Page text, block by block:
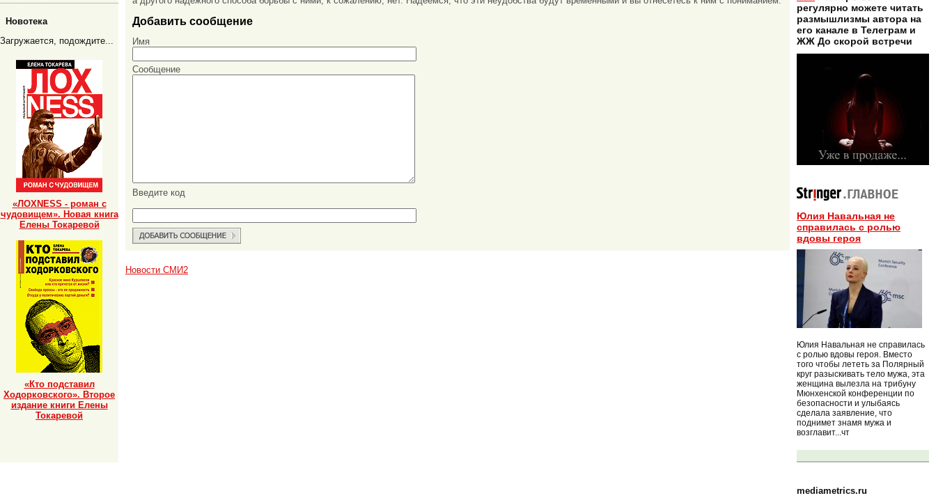
Добавить сообщение
Имя
Сообщение
Введите код
Новости СМИ2
регулярно можете читать
размышлизмы автора на
его канале в Телеграм и
ЖЖ До скорой встречи
Юлия Навальная не
справилась с ролью
вдовы героя
Юлия Навальная не справилась
с ролью вдовы героя. Вместо
того чтобы лететь за Полярный
круг разыскивать тело мужа, эта
женщина вылезла на трибуну
Мюнхенской конференции по
безопасности и улыбаясь
сделала заявление, что
поднимет знамя мужа и
возглавит...чт
mediametrics.ru
Новотека
Загружается, подождите...
«ЛОХNESS - роман с
чудовищем». Новая книга
Елены Токаревой
«Кто подставил
Ходорковского». Второе
издание книги Елены
Токаревой